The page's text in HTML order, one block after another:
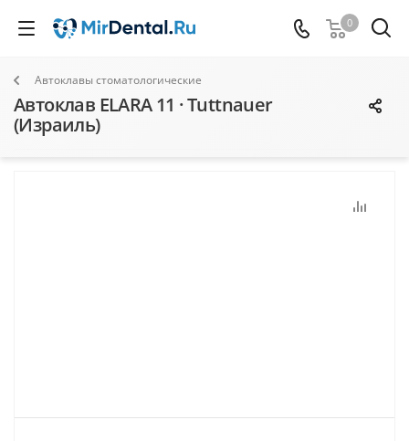
0
Автоклавы стоматологические
Автоклав ELARA 11 · Tuttnauer
(Израиль)